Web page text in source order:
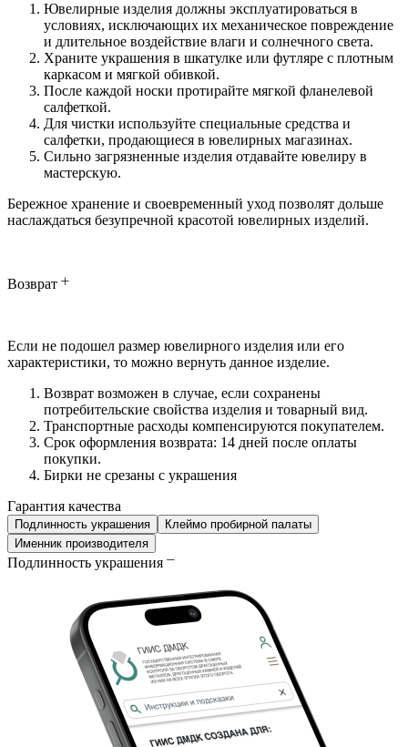
Ювелирные изделия должны эксплуатироваться в
условиях, исключающих их механическое повреждение
и длительное воздействие влаги и солнечного света.
Храните украшения в шкатулке или футляре с плотным
каркасом и мягкой обивкой.
После каждой носки протирайте мягкой фланелевой
салфеткой.
Для чистки используйте специальные средства и
салфетки, продающиеся в ювелирных магазинах.
Сильно загрязненные изделия отдавайте ювелиру в
мастерскую.
Бережное хранение и своевременный уход позволят дольше
наслаждаться безупречной красотой ювелирных изделий.
Возврат
Если не подошел размер ювелирного изделия или его
характеристики, то можно вернуть данное изделие.
Возврат возможен в случае, если сохранены
потребительские свойства изделия и товарный вид.
Транспортные расходы компенсируются покупателем.
Срок оформления возврата: 14 дней после оплаты
покупки.
Бирки не срезаны с украшения
Гарантия качества
Подлинность украшения
Клеймо пробирной палаты
Именник производителя
Подлинность украшения